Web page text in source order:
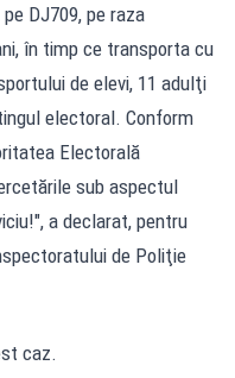
DJ709, pe raza
în timp ce transporta cu
de elevi, 11 adulţi
electoral. Conform
Electorală
sub aspectul
a declarat, pentru
de Poliţie
caz.